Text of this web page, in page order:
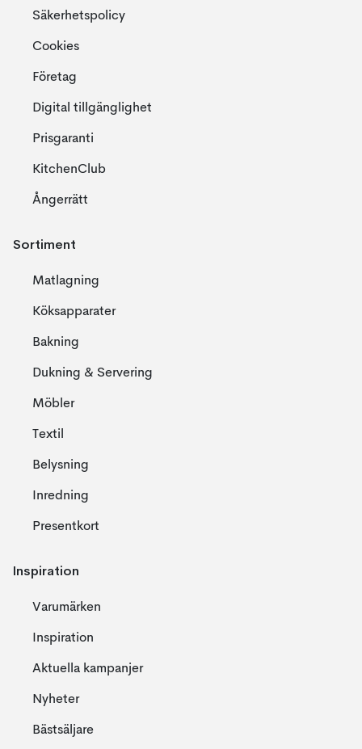
Säkerhetspolicy
Cookies
Företag
Digital tillgänglighet
Prisgaranti
KitchenClub
Ångerrätt
Sortiment
Matlagning
Köksapparater
Bakning
Dukning & Servering
Möbler
Textil
Belysning
Inredning
Presentkort
Inspiration
Varumärken
Inspiration
Aktuella kampanjer
Nyheter
Bästsäljare